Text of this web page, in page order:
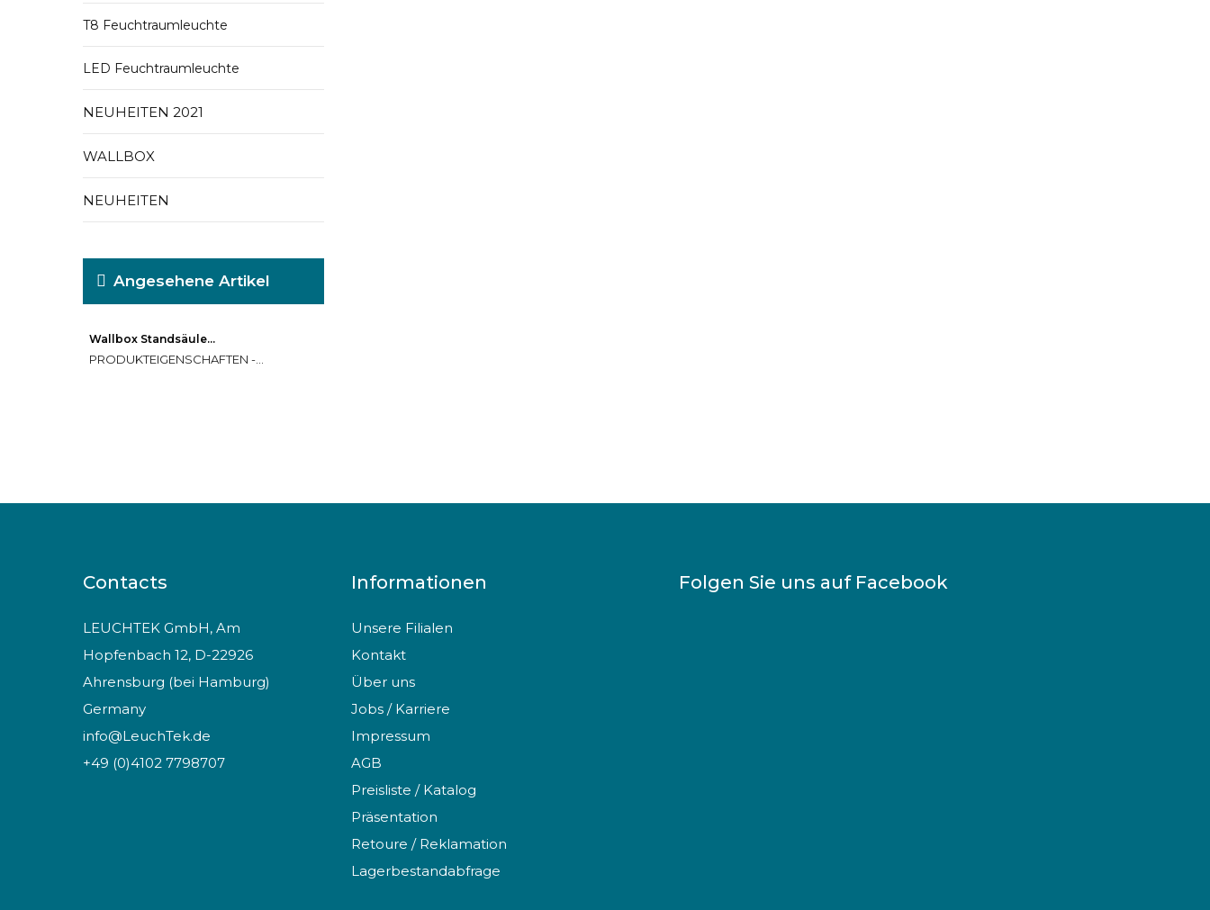
T8 Feuchtraumleuchte
LED Feuchtraumleuchte
NEUHEITEN 2021
WALLBOX
NEUHEITEN
Angesehene Artikel
Wallbox Standsäule...
PRODUKTEIGENSCHAFTEN -...
Contacts
LEUCHTEK GmbH, Am
Hopfenbach 12, D-22926
Ahrensburg (bei Hamburg)
Germany
info@LeuchTek.de
+49 (0)4102 7798707
Informationen
Unsere Filialen
Kontakt
Über uns
Jobs / Karriere
Impressum
AGB
Preisliste / Katalog
Präsentation
Retoure / Reklamation
Lagerbestandabfrage
Folgen Sie uns auf Facebook